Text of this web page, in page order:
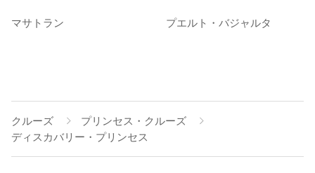
マサトラン プエルト・バジャルタ
クルーズ
プリンセス・クルーズ
ディスカバリー・プリンセス